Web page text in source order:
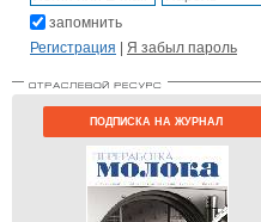
запомнить
Регистрация | Я забыл пароль
ПОДПИСКА НА ЖУРНАЛ